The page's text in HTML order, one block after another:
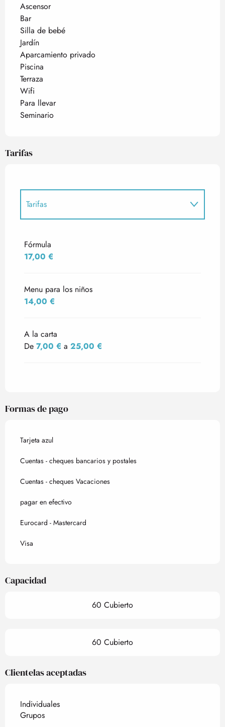
Ascensor
Bar
Silla de bebé
Jardín
Aparcamiento privado
Piscina
Terraza
Wifi
Para llevar
Seminario
Tarifas
Tarifas
Fórmula
17,00 €
Menu para los niños
14,00 €
A la carta
De 7,00 € a 25,00 €
Formas de pago
Tarjeta azul
Cuentas - cheques bancarios y postales
Cuentas - cheques Vacaciones
pagar en efectivo
Eurocard - Mastercard
Visa
Capacidad
60 Cubierto
60 Cubierto
Clientelas aceptadas
Individuales
Grupos